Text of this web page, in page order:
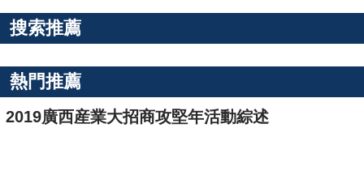
搜索推薦
熱門推薦
2019廣西産業大招商攻堅年活動綜述